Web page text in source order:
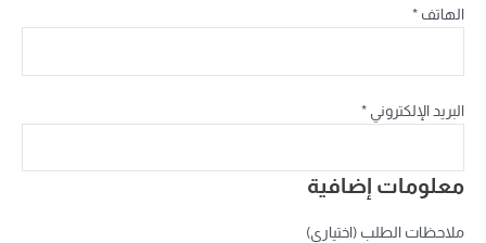
الهاتف *
البريد الإلكتروني *
معلومات إضافية
ملاحظات الطلب (اختياري)